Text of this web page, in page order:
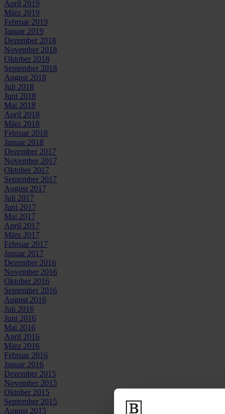
April 2019
März 2019
Februar 2019
Januar 2019
Dezember 2018
November 2018
Oktober 2018
September 2018
August 2018
Juli 2018
Juni 2018
Mai 2018
April 2018
März 2018
Februar 2018
Januar 2018
Dezember 2017
November 2017
Oktober 2017
September 2017
August 2017
Juli 2017
Juni 2017
Mai 2017
April 2017
März 2017
Februar 2017
Januar 2017
Dezember 2016
November 2016
Oktober 2016
September 2016
August 2016
Juli 2016
Juni 2016
Mai 2016
April 2016
März 2016
Februar 2016
Januar 2016
Dezember 2015
November 2015
Oktober 2015
September 2015
August 2015